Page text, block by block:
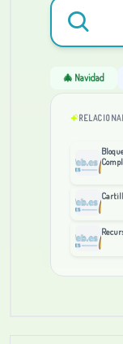
🎄 Navidad